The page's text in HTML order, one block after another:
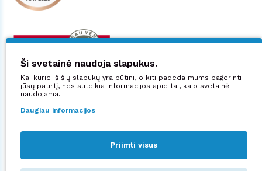
Sekite mus:
Ši svetainė naudoja slapukus.
Kai kurie iš šių slapukų yra būtini, o kiti padeda mums pagerinti
jūsų patirtį, nes suteikia informacijos apie tai, kaip svetainė
naudojama.
Daugiau informacijos
Priimti visus